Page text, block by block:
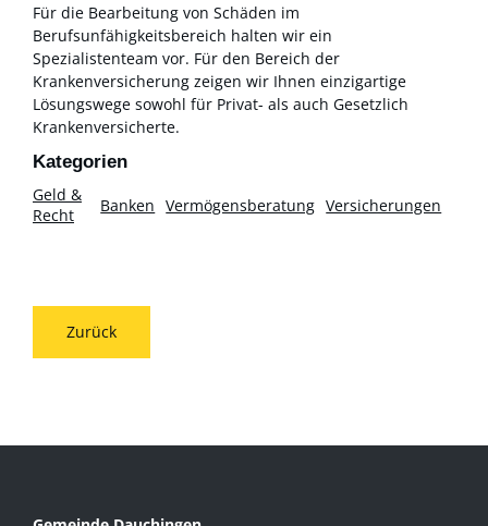
Für die Bearbeitung von Schäden im
Berufsunfähigkeitsbereich halten wir ein
Spezialistenteam vor. Für den Bereich der
Krankenversicherung zeigen wir Ihnen einzigartige
Lösungswege sowohl für Privat- als auch Gesetzlich
Krankenversicherte.
Geld &
Recht
Banken Vermögensberatung Versicherungen
Zurück